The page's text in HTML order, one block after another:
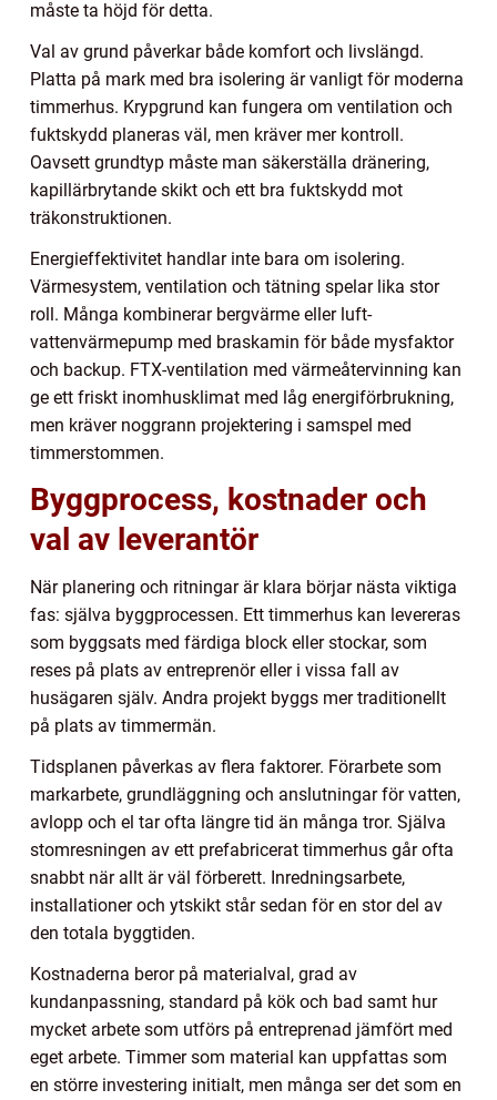
måste ta höjd för detta.
Val av grund påverkar både komfort och livslängd.
Platta på mark med bra isolering är vanligt för moderna
timmerhus. Krypgrund kan fungera om ventilation och
fuktskydd planeras väl, men kräver mer kontroll.
Oavsett grundtyp måste man säkerställa dränering,
kapillärbrytande skikt och ett bra fuktskydd mot
träkonstruktionen.
Energieffektivitet handlar inte bara om isolering.
Värmesystem, ventilation och tätning spelar lika stor
roll. Många kombinerar bergvärme eller luft-
vattenvärmepump med braskamin för både mysfaktor
och backup. FTX-ventilation med värmeåtervinning kan
ge ett friskt inomhusklimat med låg energiförbrukning,
men kräver noggrann projektering i samspel med
timmerstommen.
Byggprocess, kostnader och
val av leverantör
När planering och ritningar är klara börjar nästa viktiga
fas: själva byggprocessen. Ett timmerhus kan levereras
som byggsats med färdiga block eller stockar, som
reses på plats av entreprenör eller i vissa fall av
husägaren själv. Andra projekt byggs mer traditionellt
på plats av timmermän.
Tidsplanen påverkas av flera faktorer. Förarbete som
markarbete, grundläggning och anslutningar för vatten,
avlopp och el tar ofta längre tid än många tror. Själva
stomresningen av ett prefabricerat timmerhus går ofta
snabbt när allt är väl förberett. Inredningsarbete,
installationer och ytskikt står sedan för en stor del av
den totala byggtiden.
Kostnaderna beror på materialval, grad av
kundanpassning, standard på kök och bad samt hur
mycket arbete som utförs på entreprenad jämfört med
eget arbete. Timmer som material kan uppfattas som
en större investering initialt, men många ser det som en